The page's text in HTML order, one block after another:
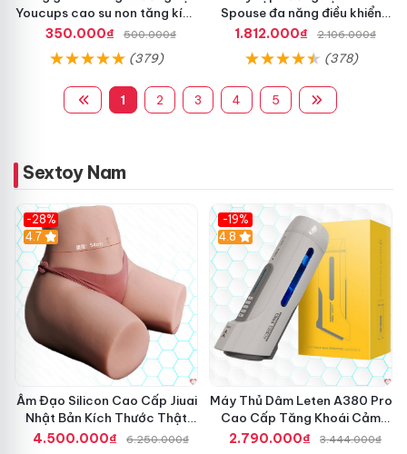
Youcups cao su non tăng kích
thước
350.000₫ 500.000₫
(379)
Spouse đa năng điều khiển
app, vòng đeo siêu tiện
1.812.000₫ 2.106.000₫
(378)
1 2 3 4 5
Sextoy Nam
-28%
4.7
Âm Đạo Silicon Cao Cấp Jiuai
Nhật Bản Kích Thước Thật
11Kg
4.500.000₫ 6.250.000₫
-19%
Hot
4.8
Máy Thủ Dâm Leten A380 Pro
Cao Cấp Tăng Khoái Cảm
Nhanh
2.790.000₫ 3.444.000₫